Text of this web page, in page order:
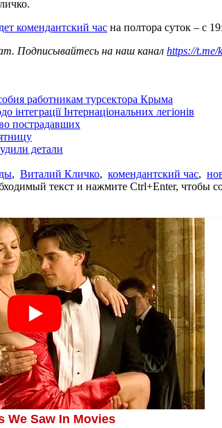
комендантский час на полтора суток – с
Подписывайтесь на наш канал https://t.me/
работникам турсектора Крыма
Інтернаціональних легіонів
пострадавших
детали
, Виталий Кличко, комендантский час,
текст и нажмите Ctrl+Enter, чтобы